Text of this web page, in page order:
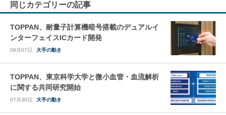
同じカテゴリーの記事
TOPPAN、耐量子計算機暗号搭載のデュアルイ
ンターフェイスICカード開発
08月07日 大手の動き
TOPPAN、東京科学大学と微小血管・血流解析
に関する共同研究開始
07月30日 大手の動き